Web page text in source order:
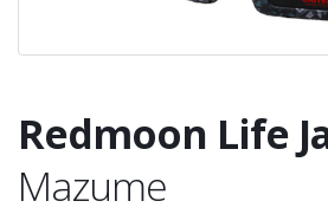
Redmoon Life
Mazume